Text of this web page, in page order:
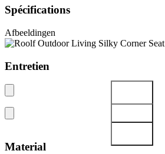
Spécifications
Afbeeldingen
Entretien
Material